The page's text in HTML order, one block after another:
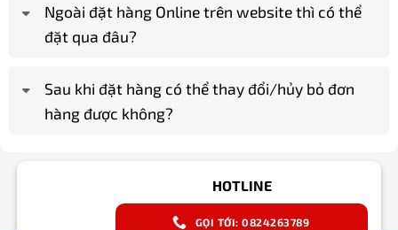
Ngoài đặt hàng Online trên website thì có thể
đặt qua đâu?
Sau khi đặt hàng có thể thay đổi/hủy bỏ đơn
hàng được không?
HOTLINE
GỌI TỚI: 0824263789